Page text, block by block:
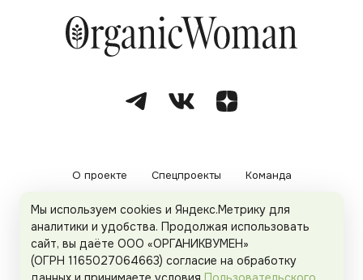
О проекте Спецпроекты Команда
Рекламодателям Политика конфиденциальности
Пользовательское соглашение
Мы используем cookies и Яндекс.Метрику для
аналитики и удобства. Продолжая использовать
сайт, вы даёте ООО «ОРГАНИКВУМЕН»
(ОГРН 1165027064663) согласие на обработку